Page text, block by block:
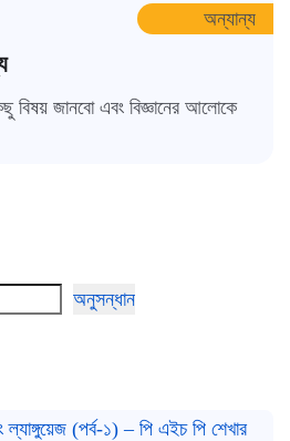
অন্যান্য
বিষয় জানবো এবং বিজ্ঞানের আলোকে
অনুসন্ধান
ল্যাঙ্গুয়েজ (পর্ব-১) – পি এইচ পি শেখার